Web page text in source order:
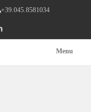
+39.045.8581034
Menu